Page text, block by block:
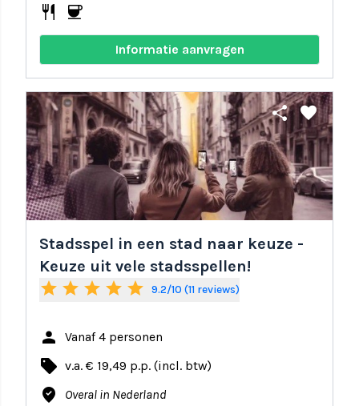
restaurant coffee
Informatie aanvragen
share favorite
Stadsspel in een stad naar keuze -
Keuze uit vele stadsspellen!
star star star star star 9.2/10 (11 reviews)
person Vanaf 4 personen
local_offer v.a. € 19,49 p.p. (incl. btw)
where_to_vote Overal in Nederland